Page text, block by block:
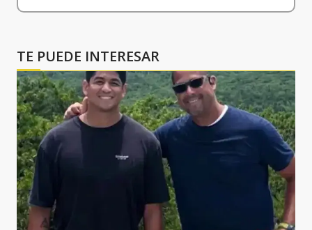
TE PUEDE INTERESAR